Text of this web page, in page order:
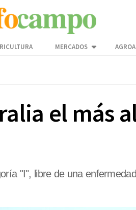
MERCADOS
el más
"I", libre de una